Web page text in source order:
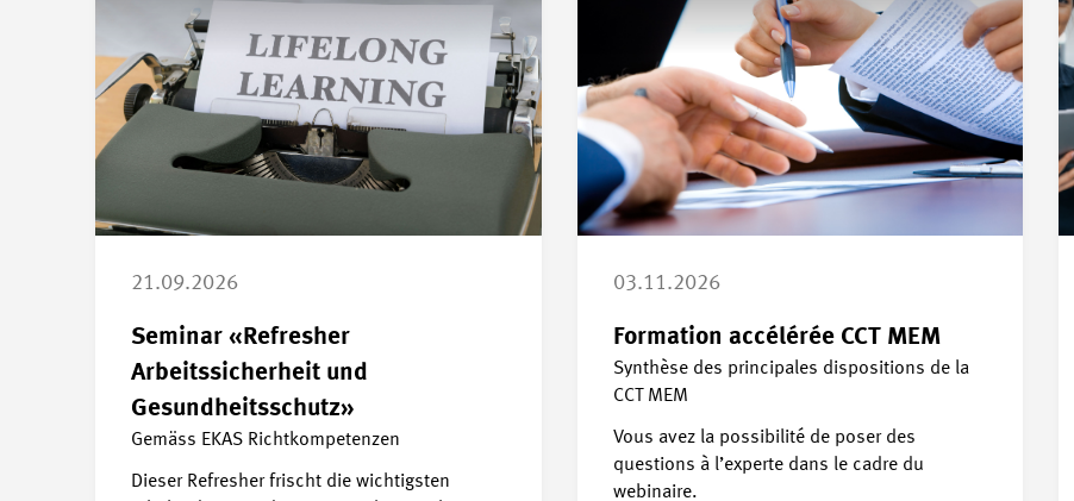
21.09.2026
Seminar «Refresher
Arbeitssicherheit und
Gesundheitsschutz»
Gemäss EKAS Richtkompetenzen
Dieser Refresher frischt die wichtigsten
03.11.2026
Formation accélérée CCT MEM
Synthèse des principales dispositions de la
CCT MEM
Vous avez la possibilité de poser des
questions à l’experte dans le cadre du
webinaire.